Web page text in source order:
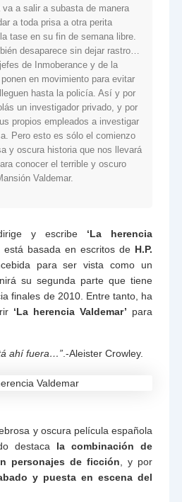
a salir a subasta de manera
a toda prisa a otra perita
tase en su fin de semana libre.
desaparece sin dejar rastro…
de Inmoberance y de la
en movimiento para evitar
hasta la policía. Así y por
un investigador privado, y por
propios empleados a investigar
Pero esto es sólo el comienzo
y oscura historia que nos llevará
conocer el terrible y oscuro
Valdemar.
y escribe ‘La herencia
está basada en escritos de H.P.
para ser vista como un
su segunda parte que tiene
finales de 2010. Entre tanto, ha
‘La herencia Valdemar’ para
ahí fuera…”.-Aleister Crowley.
y oscura película española
destaca la combinación de
personajes de ficción, y por
y puesta en escena del